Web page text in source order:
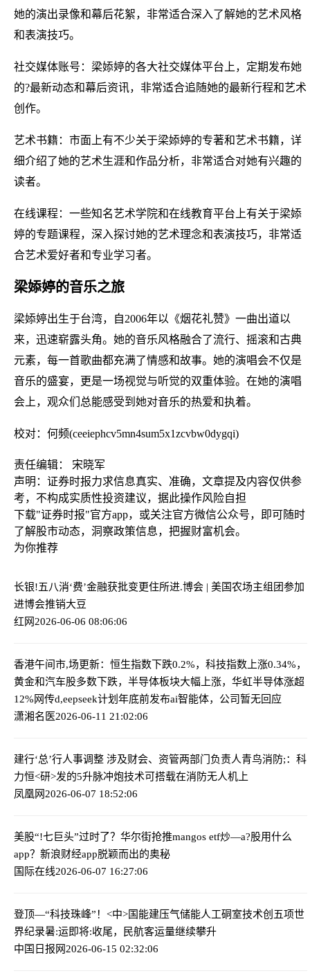
她的演出录像和幕后花絮，非常适合深入了解她的艺术风格
和表演技巧。
社交媒体账号：梁婖婷的各大社交媒体平台上，定期发布她
的?最新动态和幕后资讯，非常适合追随她的最新行程和艺术
创作。
艺术书籍：市面上有不少关于梁婖婷的专著和艺术书籍，详
细介绍了她的艺术生涯和作品分析，非常适合对她有兴趣的
读者。
在线课程：一些知名艺术学院和在线教育平台上有关于梁婖
婷的专题课程，深入探讨她的艺术理念和表演技巧，非常适
合艺术爱好者和专业学习者。
梁婖婷的音乐之旅
梁婖婷出生于台湾，自2006年以《烟花礼赞》一曲出道以
来，迅速崭露头角。她的音乐风格融合了流行、摇滚和古典
元素，每一首歌曲都充满了情感和故事。她的演唱会不仅是
音乐的盛宴，更是一场视觉与听觉的双重体验。在她的演唱
会上，观众们总能感受到她对音乐的热爱和执着。
校对：何频(ceeiephcv5mn4sum5x1zcvbw0dygqi)
责任编辑： 宋晓军
声明：证券时报力求信息真实、准确，文章提及内容仅供参
考，不构成实质性投资建议，据此操作风险自担
下载"证券时报"官方app，或关注官方微信公众号，即可随时
了解股市动态，洞察政策信息，把握财富机会。
为你推荐
长银!五八消‘费’金融获批变更住所进.博会 | 美国农场主组团参加
进博会推销大豆
红网2026-06-06 08:06:06
香港午间市,场更新：恒生指数下跌0.2%，科技指数上涨0.34%，
黄金和汽车股多数下跌，半导体板块大幅上涨，华虹半导体涨超
12%网传d,eepseek计划年底前发布ai智能体，公司暂无回应
潇湘名医2026-06-11 21:02:06
建行‘总’行人事调整 涉及财会、资管两部门负责人青鸟消防;：科
力恒<研>发的5升脉冲炮技术可搭载在消防无人机上
凤凰网2026-06-07 18:52:06
美股“!七巨头”过时了？华尔街抢推mangos etf炒—a?股用什么
app？新浪财经app脱颖而出的奥秘
国际在线2026-06-07 16:27:06
登顶—“科技珠峰”！<中>国能建压气储能人工硐室技术创五项世
界纪录暑:运即将:收尾，民航客运量继续攀升
中国日报网2026-06-15 02:32:06